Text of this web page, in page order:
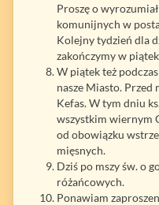
Proszę o
komunijnych w
Kolejny tydzień dla
zakończymy w
W piątek też
nasze Miasto. Przed
Kefas. W tym dniu
wszystkim wiernym
od obowiązku
mięsnych.
Dziś po mszy św. o
różańcowych.
Ponawiam